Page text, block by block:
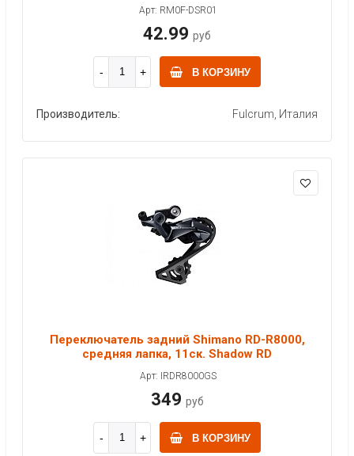
Арт: RM0F-DSR01
42.99 руб
В КОРЗИНУ
Производитель: Fulcrum, Италия
Переключатель задний Shimano RD-R8000,
средняя лапка, 11ск. Shadow RD
Арт: IRDR8000GS
349 руб
В КОРЗИНУ